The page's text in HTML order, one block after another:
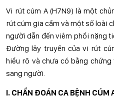
Vi rút cúm A (H7N9) là một
rút cúm gia cầm và một số loài
người dẫn đến viêm phổi nặng
Đường lây truyền của vi rút
hiểu rõ và chưa có bằng
sang người.
I. CHẨN ĐOÁN CA BỆNH CÚM